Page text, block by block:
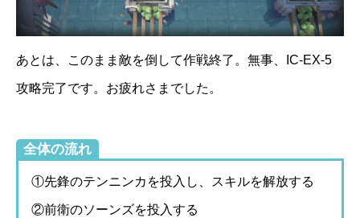
あとは、このまま敵を倒して作戦終了。無事、IC-EX-5
攻略完了です。お疲れさまでした。
全体の流れ
①先鋒のテンニンカを投入し、スキルを解放する
②前衛のソーンズを投入する